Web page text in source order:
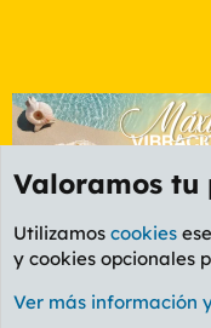
Foro General
Cookies
PL
Valoramos
Utilizamos cookies
y cookies opcionales
Ver más información